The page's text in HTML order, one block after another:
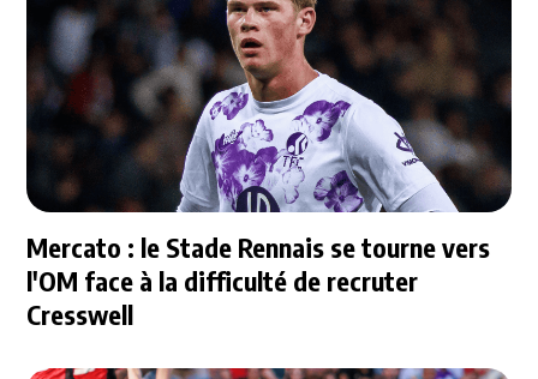
Mercato : le Stade Rennais se tourne vers
l'OM face à la difficulté de recruter
Cresswell